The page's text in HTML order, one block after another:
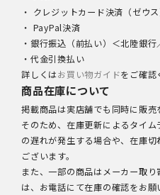
・ クレジットカード決済（ゼウス
・ PayPal決済
・銀行振込（前払い）＜北陸銀
・代金引換払い
詳しくはお買い物ガイドをご確認
商品在庫について
掲載商品は実店舗でも同時に販売
そのため、在庫更新によるタイ
の遅れが発生する場合や、在庫
ございます。
また、一部の商品はメーカー取
は、お電話にて在庫の確認をお願